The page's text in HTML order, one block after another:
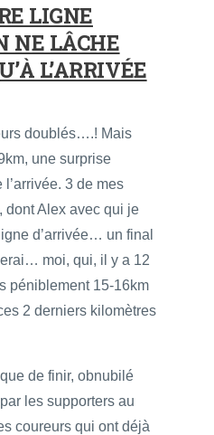
LIGNE
NE LÂCHE
L’ARRIVÉE
doublés….! Mais
une surprise
l’arrivée. 3 de mes
dont Alex avec qui je
d’arrivée… un final
moi, qui, il y a 12
péniblement 15-16km
2 derniers kilomètres
de finir, obnubilé
les supporters au
coureurs qui ont déjà